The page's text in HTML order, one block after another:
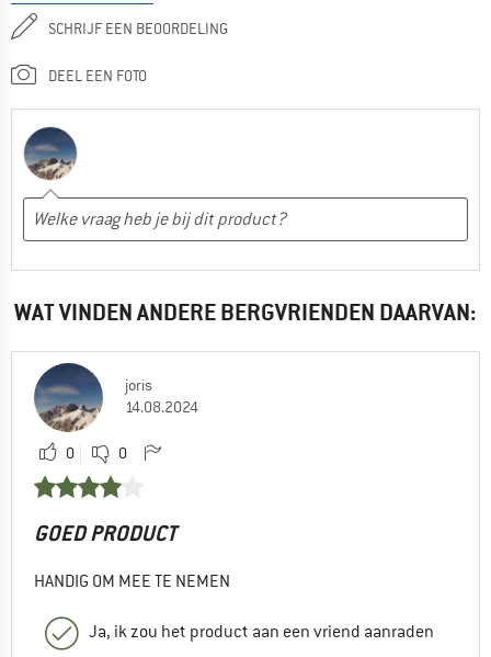
SCHRIJF EEN BEOORDELING
DEEL EEN FOTO
WAT VINDEN ANDERE BERGVRIENDEN DAARVAN:
joris
14.08.2024
0 0
GOED PRODUCT
HANDIG OM MEE TE NEMEN
Ja, ik zou het product aan een vriend aanraden